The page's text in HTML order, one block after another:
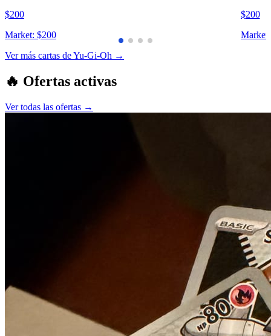
$200
Market: $200
$200
Market:
Ver más cartas deYu-Gi-Oh →
🔥 Ofertas activas
Ver todas las ofertas →